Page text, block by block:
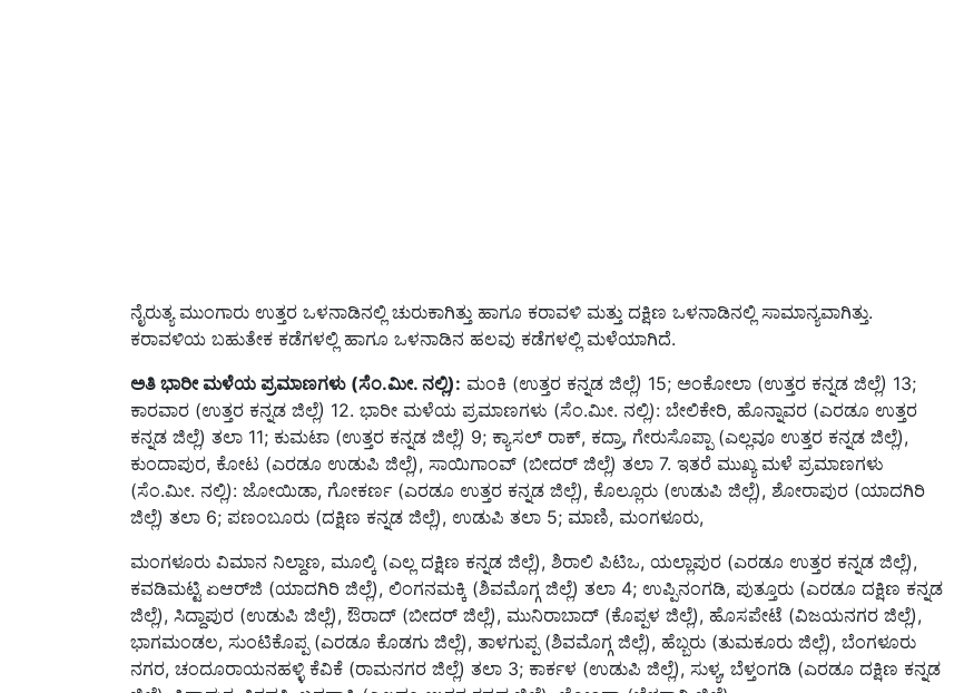
ಕರಾವಳಿಯ ಬಹುತೇಕ ಕಡೆಗಳಲ್ಲಿ ಹಾಗೂ ಒಳನಾಡಿನ ಹಲವು ಕಡೆಗಳಲ್ಲಿ ಮಳೆಯಾಗಿದೆ.
ಅತಿ ಭಾರೀ ಮಳೆಯ ಪ್ರಮಾಣಗಳು (ಸೆಂ.ಮೀ. ನಲ್ಲಿ):
ಮಂಕಿ (ಉತ್ತರ ಕನ್ನಡ ಜಿಲ್ಲೆ) 15; ಅಂಕೋಲಾ (ಉತ್ತರ ಕನ್ನಡ ಜಿಲ್ಲೆ) 13;
ಕಾರವಾರ (ಉತ್ತರ ಕನ್ನಡ ಜಿಲ್ಲೆ) 12. ಭಾರೀ ಮಳೆಯ ಪ್ರಮಾಣಗಳು (ಸೆಂ.ಮೀ. ನಲ್ಲಿ): ಬೇಲಿಕೇರಿ, ಹೊನ್ನಾವರ (ಎರಡೂ ಉತ್ತರ
ಕನ್ನಡ ಜಿಲ್ಲೆ) ತಲಾ 11; ಕುಮಟಾ (ಉತ್ತರ ಕನ್ನಡ ಜಿಲ್ಲೆ) 9; ಕ್ಯಾಸಲ್ ರಾಕ್, ಕದ್ರಾ, ಗೇರುಸೊಪ್ಪಾ (ಎಲ್ಲವೂ ಉತ್ತರ ಕನ್ನಡ ಜಿಲ್ಲೆ),
ಕುಂದಾಪುರ, ಕೋಟ (ಎರಡೂ ಉಡುಪಿ ಜಿಲ್ಲೆ), ಸಾಯಿಗಾಂವ್ (ಬೀದರ್ ಜಿಲ್ಲೆ) ತಲಾ 7. ಇತರೆ ಮುಖ್ಯ ಮಳೆ ಪ್ರಮಾಣಗಳು
(ಸೆಂ.ಮೀ. ನಲ್ಲಿ): ಜೋಯಿಡಾ, ಗೋಕರ್ಣ (ಎರಡೂ ಉತ್ತರ ಕನ್ನಡ ಜಿಲ್ಲೆ), ಕೊಲ್ಲೂರು (ಉಡುಪಿ ಜಿಲ್ಲೆ), ಶೋರಾಪುರ (ಯಾದಗಿರಿ
ಜಿಲ್ಲೆ) ತಲಾ 6; ಪಣಂಬೂರು (ದಕ್ಷಿಣ ಕನ್ನಡ ಜಿಲ್ಲೆ), ಉಡುಪಿ ತಲಾ 5; ಮಾಣಿ, ಮಂಗಳೂರು,
ಮಂಗಳೂರು ವಿಮಾನ ನಿಲ್ದಾಣ, ಮೂಲ್ಕಿ (ಎಲ್ಲ ದಕ್ಷಿಣ ಕನ್ನಡ ಜಿಲ್ಲೆ), ಶಿರಾಲಿ ಪಿಟಿಒ, ಯಲ್ಲಾಪುರ (ಎರಡೂ ಉತ್ತರ ಕನ್ನಡ ಜಿಲ್ಲೆ),
ಕವಡಿಮಟ್ಟಿ ಏಆರ್‌ಜಿ (ಯಾದಗಿರಿ ಜಿಲ್ಲೆ), ಲಿಂಗನಮಕ್ಕಿ (ಶಿವಮೊಗ್ಗ ಜಿಲ್ಲೆ) ತಲಾ 4; ಉಪ್ಪಿನಂಗಡಿ, ಪುತ್ತೂರು (ಎರಡೂ ದಕ್ಷಿಣ ಕನ್ನಡ
ಜಿಲ್ಲೆ), ಸಿದ್ದಾಪುರ (ಉಡುಪಿ ಜಿಲ್ಲೆ), ಔರಾದ್ (ಬೀದರ್ ಜಿಲ್ಲೆ), ಮುನಿರಾಬಾದ್ (ಕೊಪ್ಪಳ ಜಿಲ್ಲೆ), ಹೊಸಪೇಟೆ (ವಿಜಯನಗರ ಜಿಲ್ಲೆ),
ಭಾಗಮಂಡಲ, ಸುಂಟಿಕೊಪ್ಪ (ಎರಡೂ ಕೊಡಗು ಜಿಲ್ಲೆ), ತಾಳಗುಪ್ಪ (ಶಿವಮೊಗ್ಗ ಜಿಲ್ಲೆ), ಹೆಬ್ಬರು (ತುಮಕೂರು ಜಿಲ್ಲೆ), ಬೆಂಗಳೂರು
ನಗರ, ಚಂದೂರಾಯನಹಳ್ಳಿ ಕೆವಿಕೆ (ರಾಮನಗರ ಜಿಲ್ಲೆ) ತಲಾ 3; ಕಾರ್ಕಳ (ಉಡುಪಿ ಜಿಲ್ಲೆ), ಸುಳ್ಯ, ಬೆಳ್ತಂಗಡಿ (ಎರಡೂ ದಕ್ಷಿಣ ಕನ್ನಡ
ಜಿಲ್ಲೆ), ಸಿದ್ದಾಪುರ, ಕಿರವತ್ತಿ, ಬನವಾಸಿ (ಎಲ್ಲವೂ ಉತ್ತರ ಕನ್ನಡ ಜಿಲ್ಲೆ), ಲೋಂಡಾ (ಬೆಳಗಾವಿ ಜಿಲ್ಲೆ),